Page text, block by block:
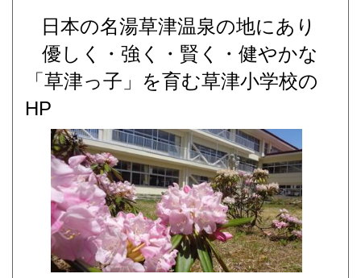
日本の名湯草津温泉の地にあり
優しく・強く・賢く・健やかな
「草津っ子」を育む草津小学校の
HP